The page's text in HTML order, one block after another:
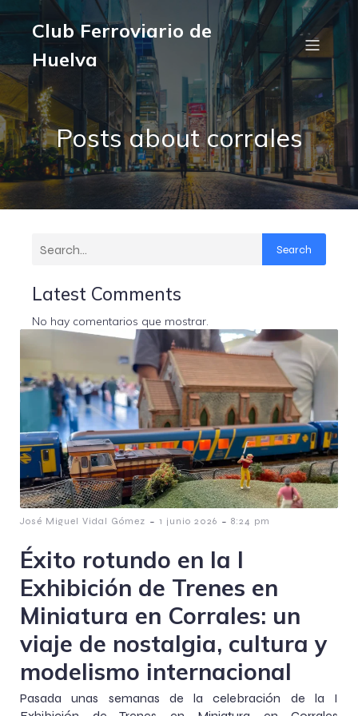
Club Ferroviario de
Huelva
Posts about corrales
Search
Latest Comments
No hay comentarios que mostrar.
José Miguel Vidal Gómez - 1 junio 2026 - 8:24 pm
Éxito rotundo en la I
Exhibición de Trenes en
Miniatura en Corrales: un
viaje de nostalgia, cultura y
modelismo internacional
Pasada unas semanas de la celebración de la I